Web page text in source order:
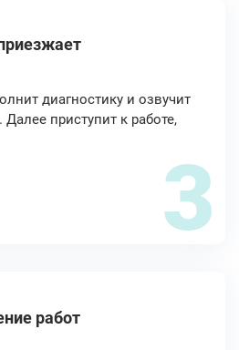
диагностику и озвучит
приступит к работе,
3
работ